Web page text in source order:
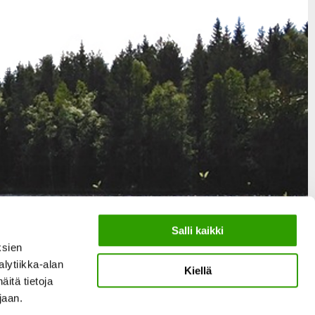
alan
tietoja
Salli kaikki
Kiellä